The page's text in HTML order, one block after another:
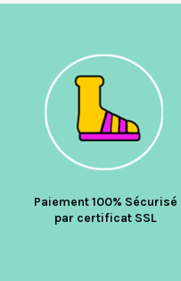
Paiement 100% Sécurisé
par certificat SSL